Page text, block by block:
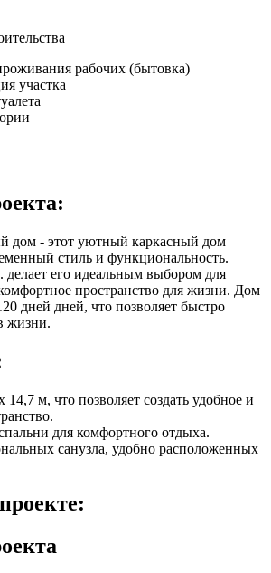
рабочих (бытовка)
участка
дом - этот уютный каркасный дом
стиль и функциональность.
делает его идеальным выбором для
пространство для жизни. Дом
дней дней, что позволяет быстро
жизни.
м, что позволяет создать удобное и
для комфортного отдыха.
санузла, удобно расположенных